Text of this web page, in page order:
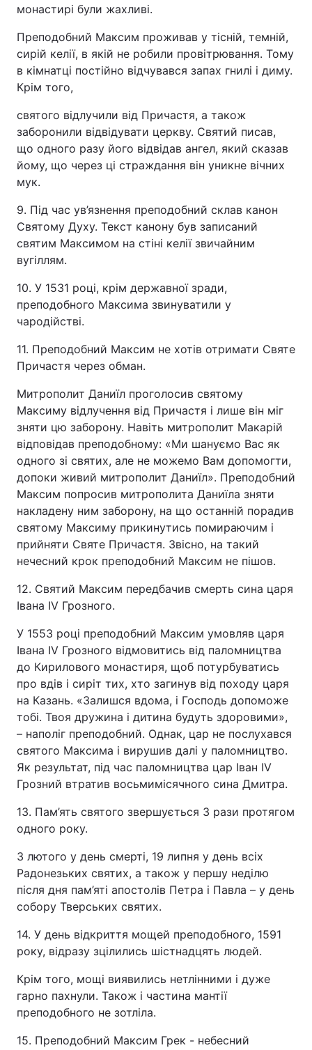
монастирі були жахливі.
Преподобний Максим проживав у тісній, темній,
сирій келії, в якій не робили провітрювання. Тому
в кімнатці постійно відчувався запах гнилі і диму.
Крім того,
святого відлучили від Причастя, а також
заборонили відвідувати церкву. Святий писав,
що одного разу його відвідав ангел, який сказав
йому, що через ці страждання він уникне вічних
мук.
9. Під час ув’язнення преподобний склав канон
Святому Духу. Текст канону був записаний
святим Максимом на стіні келії звичайним
вугіллям.
10. У 1531 році, крім державної зради,
преподобного Максима звинуватили у
чародійстві.
11. Преподобний Максим не хотів отримати Святе
Причастя через обман.
Митрополит Даниїл проголосив святому
Максиму відлучення від Причастя і лише він міг
зняти цю заборону. Навіть митрополит Макарій
відповідав преподобному: «Ми шануємо Вас як
одного зі святих, але не можемо Вам допомогти,
допоки живий митрополит Даниїл». Преподобний
Максим попросив митрополита Даниїла зняти
накладену ним заборону, на що останній порадив
святому Максиму прикинутись помираючим і
прийняти Святе Причастя. Звісно, на такий
нечесний крок преподобний Максим не пішов.
12. Святий Максим передбачив смерть сина царя
Івана ІV Грозного.
У 1553 році преподобний Максим умовляв царя
Івана ІV Грозного відмовитись від паломництва
до Кирилового монастиря, щоб потурбуватись
про вдів і сиріт тих, хто загинув від походу царя
на Казань. «Залишся вдома, і Господь допоможе
тобі. Твоя дружина і дитина будуть здоровими»,
– наполіг преподобний. Однак, цар не послухався
святого Максима і вирушив далі у паломництво.
Як результат, під час паломництва цар Іван ІV
Грозний втратив восьмимісячного сина Дмитра.
13. Пам’ять святого звершується 3 рази протягом
одного року.
3 лютого у день смерті, 19 липня у день всіх
Радонезьких святих, а також у першу неділю
після дня пам’яті апостолів Петра і Павла – у день
собору Тверських святих.
14. У день відкриття мощей преподобного, 1591
року, відразу зцілились шістнадцять людей.
Крім того, мощі виявились нетлінними і дуже
гарно пахнули. Також і частина мантії
преподобного не зотліла.
15. Преподобний Максим Грек - небесний